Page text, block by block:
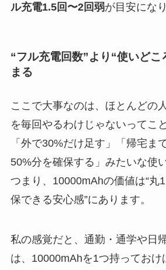
ル充電1.5回〜2回弱が目安にな
“フル充電回数”より“使いどこ
まる
ここで大事なのは、ほとんどの
を毎回やるわけじゃないってこ
「外で30%だけ足す」「帰宅ま
50%分を確保する」みたいな使
つまり、10000mAhの価値は“丸
保できる安心感”にあります。
私の感覚だと、通勤・通学や日
は、10000mAhを1つ持っておけ